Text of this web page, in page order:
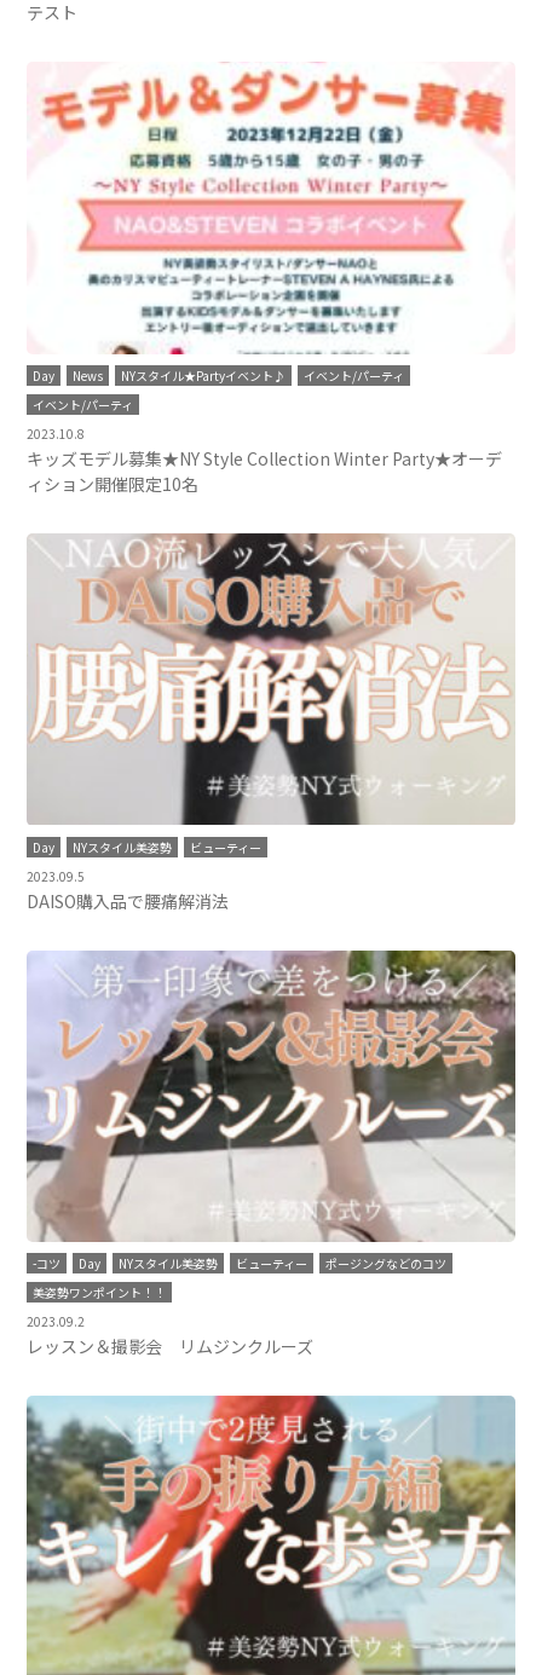
テスト
Day News NYスタイル★Partyイベント♪
イベント/パーティ
イベント/パーティ
2023.10.8
キッズモデル募集★NY Style Collection Winter Party★オーデ
ィション開催限定10名
Day NYスタイル美姿勢
ビューティー
2023.09.5
DAISO購入品で腰痛解消法
-コツ Day NYスタイル美姿勢 ビューティー
ポージングなどのコツ
美姿勢ワンポイント！！
2023.09.2
レッスン＆撮影会 リムジンクルーズ